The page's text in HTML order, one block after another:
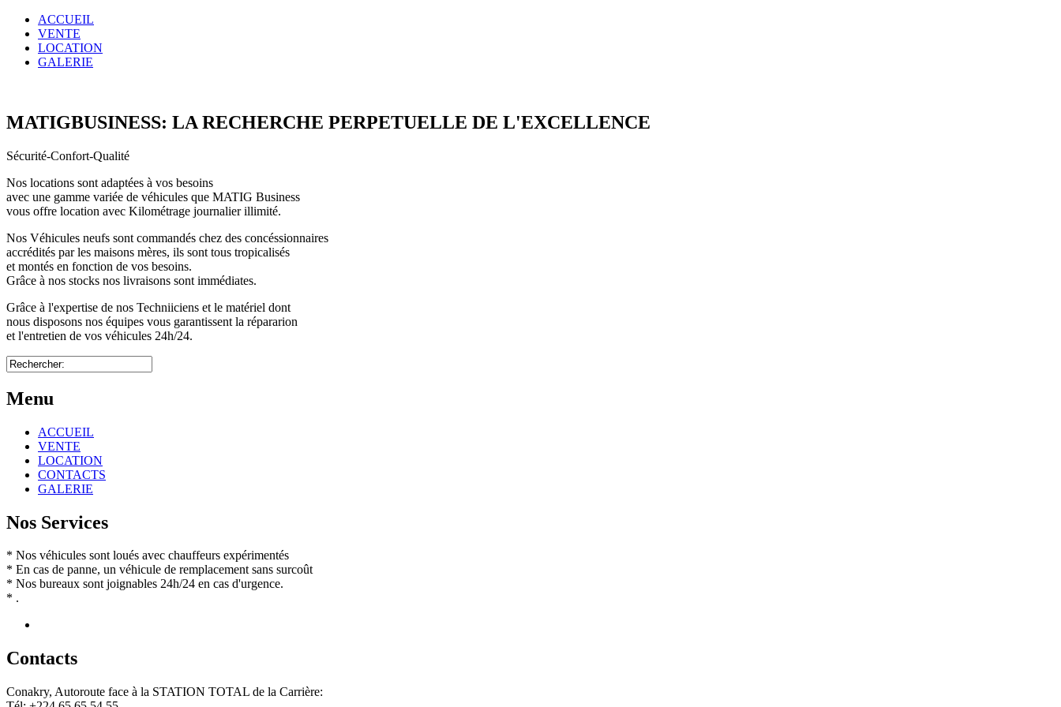
ACCUEIL
VENTE
LOCATION
GALERIE
MATIGBUSINESS: LA RECHERCHE PERPETUELLE DE L'EXCELLENCE
Sécurité-Confort-Qualité
Nos locations sont adaptées à vos besoins
avec une gamme variée de véhicules que MATIG Business
vous offre location avec Kilométrage journalier illimité.
Nos Véhicules neufs sont commandés chez des concéssionnaires
accrédités par les maisons mères, ils sont tous tropicalisés
et montés en fonction de vos besoins.
Grâce à nos stocks nos livraisons sont immédiates.
Grâce à l'expertise de nos Techniiciens et le matériel dont
nous disposons nos équipes vous garantissent la répararion
et l'entretien de vos véhicules 24h/24.
Menu
ACCUEIL
VENTE
LOCATION
CONTACTS
GALERIE
Nos Services
* Nos véhicules sont loués avec chauffeurs expérimentés
* En cas de panne, un véhicule de remplacement sans surcoût
* Nos bureaux sont joignables 24h/24 en cas d'urgence.
* .
Contacts
Conakry, Autoroute face à la STATION TOTAL de la Carrière: